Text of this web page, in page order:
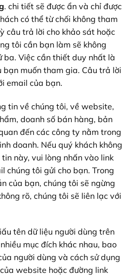
. chi tiết sẽ được ẩn và chỉ được
có thể từ chối không tham
câu trả lời cho khảo sát hoặc
tôi cần bạn làm sẽ không
ba. Việc cần thiết duy nhất là
muốn tham gia. Câu trả lời
email của bạn.
tin về chúng tôi, về website,
doanh số bán hàng, bản
đến các công ty nằm trong
doanh. Nếu quý khách không
này, vui lòng nhấn vào link
chúng tôi gửi cho bạn. Trong
của bạn, chúng tôi sẽ ngừng
rõ, chúng tôi sẽ liên lạc với
tên dữ liệu người dùng trên
mục đích khác nhau, bao
người dùng và cách sử dụng
website hoặc đường link